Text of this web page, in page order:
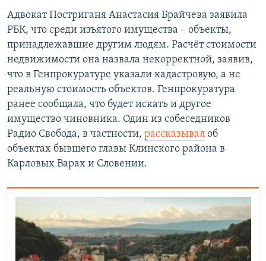
Адвокат Постриганя Анастасия Брайчева заявила
РБК, что среди изъятого имущества – объекты,
принадлежавшие другим людям. Расчёт стоимости
недвижимости она назвала некорректной, заявив,
что в Генпрокуратуре указали кадастровую, а не
реальную стоимость объектов. Генпрокуратура
ранее сообщала, что будет искать и другое
имущество чиновника. Один из собеседников
Радио Свобода, в частности, рассказывал об
объектах бывшего главы Клинского района в
Карловых Варах и Словении.